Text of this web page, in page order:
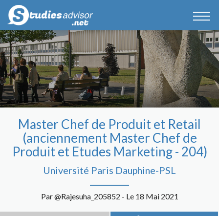
Master Chef de Produit et Retail
(anciennement Master Chef de
Produit et Etudes Marketing - 204)
Université Paris Dauphine-PSL
Par @Rajesuha_205852 - Le 18 Mai 2021